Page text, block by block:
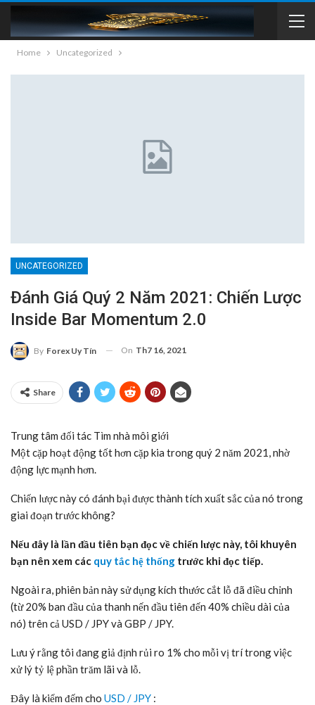
Home Uncategorized
UNCATEGORIZED
Đánh Giá Quý 2 Năm 2021: Chiến Lược
Inside Bar Momentum 2.0
By Forex Uy Tín On Th7 16, 2021
Share
Trung tâm đối tác Tìm nhà môi giới
Một cặp hoạt động tốt hơn cặp kia trong quý 2 năm 2021, nhờ
động lực mạnh hơn.
Chiến lược này có đánh bại được thành tích xuất sắc của nó trong
giai đoạn trước không?
Nếu đây là lần đầu tiên bạn đọc về chiến lược này, tôi khuyên
bạn nên xem các quy tắc hệ thống trước khi đọc tiếp.
Ngoài ra, phiên bản này sử dụng kích thước cắt lỗ đã điều chỉnh
(từ 20% ban đầu của thanh nến đầu tiên đến 40% chiều dài của
nó) trên cả USD / JPY và GBP / JPY.
Lưu ý rằng tôi đang giả định rủi ro 1% cho mỗi vị trí trong việc
xử lý tỷ lệ phần trăm lãi và lỗ.
Đây là kiểm đếm cho USD / JPY :